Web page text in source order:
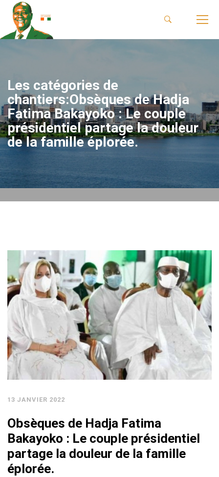
Les catégories de
chantiers:Obsèques de Hadja
Fatima Bakayoko : Le couple
présidentiel partage la douleur
de la famille éplorée.
13 JANVIER 2022
Obsèques de Hadja Fatima
Bakayoko : Le couple présidentiel
partage la douleur de la famille
éplorée.